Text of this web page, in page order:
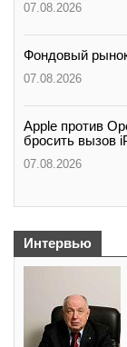
07.08.2026
Фондовый
07.08.2026
Apple против
бросить вызов
07.08.2026
Интервью